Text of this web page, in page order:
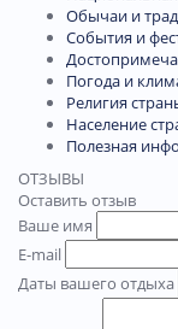
Обычаи и
События и
Погода и
Религия
Население
Полезная
ОТЗЫВЫ
Оставить отзыв
Ваше имя
E-mail
Даты вашего отдыха